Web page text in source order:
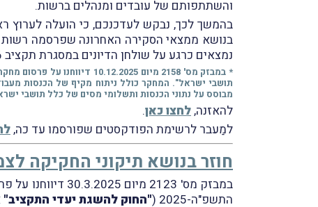
והשתתפותם של עובדים ומנהלים ברשות.
בהמשך לכך, נבקש לעדכנכם, כי הועלה לערוץ
בנושא ממצאי הסקירה האחרונה שפרסמה רשות
נמצאים כרגע על שולחן הדיונים במסגרת תקציב 2026.
* במבזק מס' 2158 מיום
תושבי ישראל". המחקר כולל ניתוח מקיף של הכנסות
מבוסס על נתוני הכנסות ותשלומי מסים של כלל תושבי
להאזנה,לחצו כאן.
למַעבר לרשימת הפודקסטים שפורסמו עד כה,
חוזר בנושא תיקוני החקיקה
התשפ"ה-2025 (
"החוק להשגת יעדי התקציב"